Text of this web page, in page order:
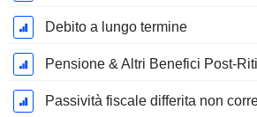
Debito a lungo termine
Pensione & Altri Benefici Post-
Passività fiscale differita non